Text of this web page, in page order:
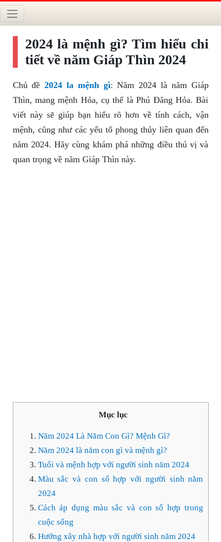
2024 là mệnh gì? Tìm hiểu chi
tiết về năm Giáp Thìn 2024
Chủ đề2024 la mệnh gì: Năm 2024 là năm Giáp
Thìn, mang mệnh Hỏa, cụ thể là Phú Đăng Hỏa. Bài
viết này sẽ giúp bạn hiểu rõ hơn về tính cách, vận
mệnh, cũng như các yếu tố phong thủy liên quan đến
năm 2024. Hãy cùng khám phá những điều thú vị và
quan trọng về năm Giáp Thìn này.
Mục lục
Năm 2024 Là Năm Con Gì? Mệnh Gì?
Năm 2024 là năm con gì và mệnh gì?
Tuổi và mệnh hợp với người sinh năm 2024
Màu sắc và con số hợp với người sinh năm
2024
Cách áp dụng màu sắc và con số hợp trong
cuộc sống
Hướng xây nhà hợp với người sinh năm 2024